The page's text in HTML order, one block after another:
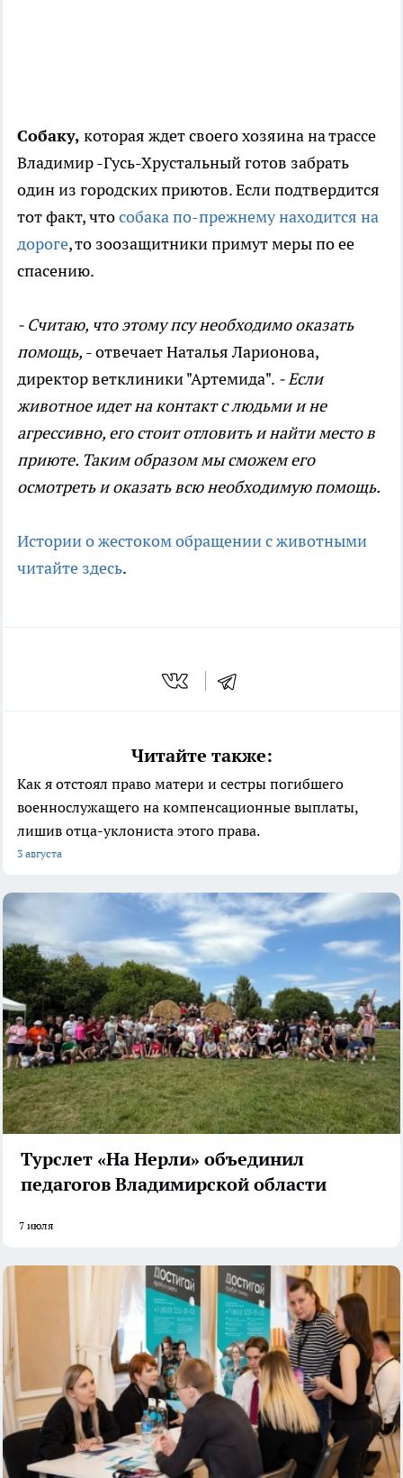
Собаку, которая ждет своего хозяина на трассе
Владимир -Гусь-Хрустальный готов забрать
один из городских приютов. Если подтвердится
тот факт, чтособака по-прежнему находится на
дороге, то зоозащитники примут меры по ее
спасению.
- Считаю, что этому псу необходимо оказать
помощь, - отвечает Наталья Ларионова,
директор ветклиники "Артемида". - Если
животное идет на контакт с людьми и не
агрессивно, его стоит отловить и найти место в
приюте. Таким образом мы сможем его
осмотреть и оказать всю необходимую помощь.
Истории о жестоком обращении с животными
читайте здесь.
Читайте также:
Как я отстоял право матери и сестры погибшего
военнослужащего на компенсационные выплаты,
лишив отца-уклониста этого права.
3 августа
Турслет «На Нерли» объединил
педагогов Владимирской области
7 июля